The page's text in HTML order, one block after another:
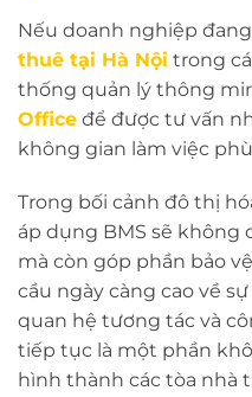
Nếu doanh nghiệp
thuê tại Hà Nội trong
thống quản lý thông
Office để được tư vấn
không gian làm việc
Trong bối cảnh đô thị
áp dụng BMS sẽ không
mà còn góp phần bảo
cầu ngày càng cao về
quan hệ tương tác và
tiếp tục là một phần
hình thành các tòa nhà